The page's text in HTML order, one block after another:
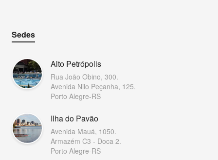
Sedes
Alto Petrópolis
Rua João Obino, 300.
Avenida Nilo Peçanha, 125.
Porto Alegre-RS
Ilha do Pavão
Avenida Mauá, 1050.
Armazém C3 - Doca 2.
Porto Alegre-RS